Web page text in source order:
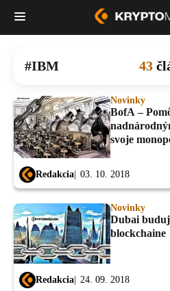
IBM 43
Novinky
BofA –
svoje
Redakcia 03. 10. 2018
Novinky
Dubai
blockchaine
Redakcia 24. 09. 2018